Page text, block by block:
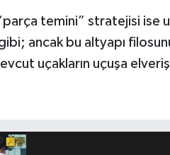
temini” stratejisi ise
ancak bu altyapı
uçakların uçuşa